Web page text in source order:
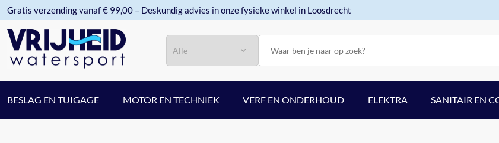
Gratis verzending vanaf € 99,00 – Deskundig advies in onze fysieke winkel in Loosdrecht
BESLAG EN TUIGAGE MOTOR EN TECHNIEK VERF EN ONDERHOUD ELEKTRA SANITAIR EN